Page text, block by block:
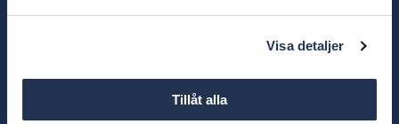
Visa detaljer
Tillåt alla